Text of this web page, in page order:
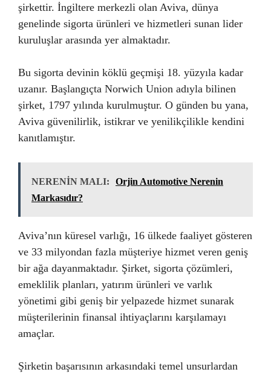
şirkettir. İngiltere merkezli olan Aviva, dünya
genelinde sigorta ürünleri ve hizmetleri sunan lider
kuruluşlar arasında yer almaktadır.
Bu sigorta devinin köklü geçmişi 18. yüzyıla kadar
uzanır. Başlangıçta Norwich Union adıyla bilinen
şirket, 1797 yılında kurulmuştur. O günden bu yana,
Aviva güvenilirlik, istikrar ve yenilikçilikle kendini
kanıtlamıştır.
NERENİN MALI:
Orjin Automotive Nerenin
Markasıdır?
Aviva’nın küresel varlığı, 16 ülkede faaliyet gösteren
ve 33 milyondan fazla müşteriye hizmet veren geniş
bir ağa dayanmaktadır. Şirket, sigorta çözümleri,
emeklilik planları, yatırım ürünleri ve varlık
yönetimi gibi geniş bir yelpazede hizmet sunarak
müşterilerinin finansal ihtiyaçlarını karşılamayı
amaçlar.
Şirketin başarısının arkasındaki temel unsurlardan